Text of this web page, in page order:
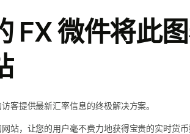
FX 微件将此
客提供最新汇率信息的终极解决方案。
站，让您的用户毫不费力地获得宝贵的实时货